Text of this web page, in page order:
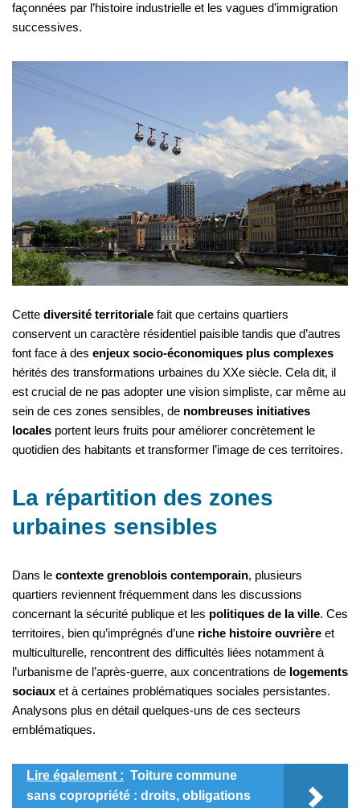
façonnées par l’histoire industrielle et les vagues d’immigration
successives.
Cette diversité territoriale fait que certains quartiers
conservent un caractère résidentiel paisible tandis que d’autres
font face à des enjeux socio-économiques plus complexes
hérités des transformations urbaines du XXe siècle. Cela dit, il
est crucial de ne pas adopter une vision simpliste, car même au
sein de ces zones sensibles, de nombreuses initiatives
locales portent leurs fruits pour améliorer concrètement le
quotidien des habitants et transformer l’image de ces territoires.
La répartition des zones
urbaines sensibles
Dans le contexte grenoblois contemporain, plusieurs
quartiers reviennent fréquemment dans les discussions
concernant la sécurité publique et les politiques de la ville. Ces
territoires, bien qu’imprégnés d’une riche histoire ouvrière et
multiculturelle, rencontrent des difficultés liées notamment à
l’urbanisme de l’après-guerre, aux concentrations de logements
sociaux et à certaines problématiques sociales persistantes.
Analysons plus en détail quelques-uns de ces secteurs
emblématiques.
Lire également : Toiture commune
sans copropriété : droits, obligations